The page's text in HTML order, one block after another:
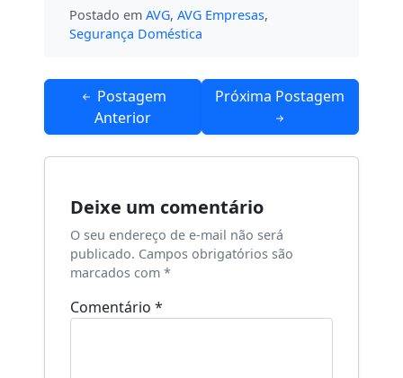
Postado emAVG,AVG Empresas,
Segurança Doméstica
Navegação
Post
Postagem
Anterior
Próxima Postagem
Deixe um comentário
O seu endereço de e-mail não será
publicado. Campos obrigatórios são
marcados com*
Comentário*